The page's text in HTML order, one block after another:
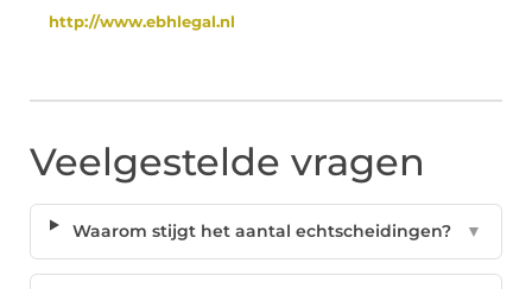
http://www.ebhlegal.nl
Veelgestelde vragen
Waarom stijgt het aantal echtscheidingen? ▼